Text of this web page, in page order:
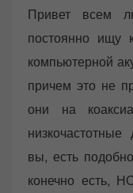
Привет всем
постоянно ищу
компьютерной
причем это не
они на
вы, есть
конечно есть,